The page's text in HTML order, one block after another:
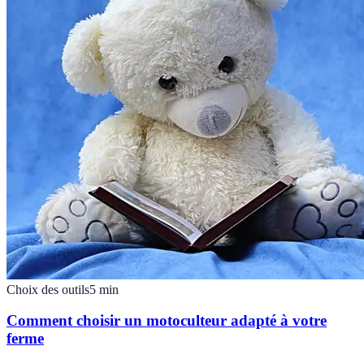
Choix des outils5 min
Comment choisir un motoculteur adapté à votre
ferme